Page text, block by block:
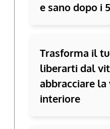
e sano dopo i
Trasforma il
liberarti dal
abbracciare
interiore